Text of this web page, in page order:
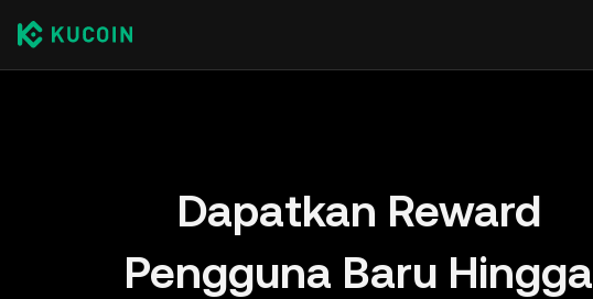
Dapatkan Reward
Pengguna Baru Hingga